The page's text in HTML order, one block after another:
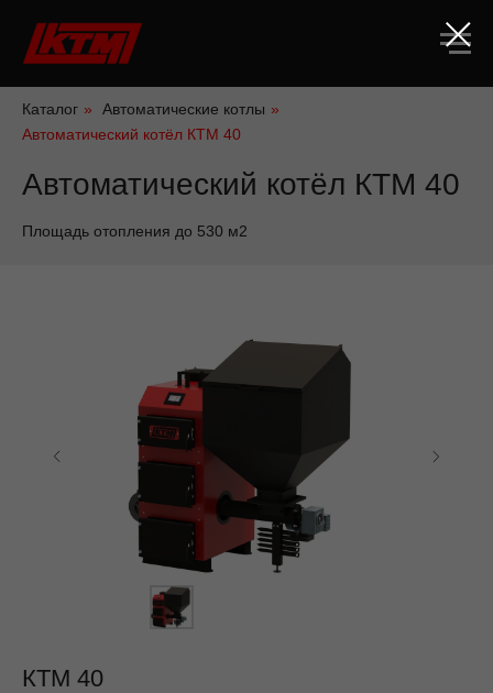
Каталог » Автоматические котлы »
Автоматический котёл КТМ 40
Автоматический котёл КТМ 40
Площадь отопления до 530 м2
КТМ 40